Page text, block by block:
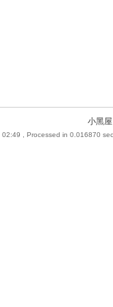
小黑屋
02:49 , Processed in 0.016870